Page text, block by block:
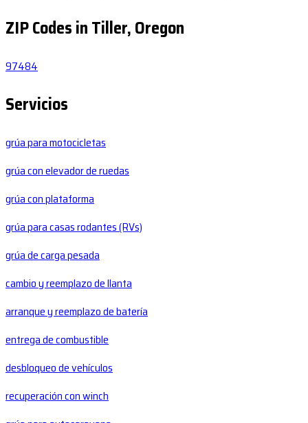
ZIP Codes in Tiller, Oregon
97484
Servicios
grúa para motocicletas
grúa con elevador de ruedas
grúa con plataforma
grúa para casas rodantes (RVs)
grúa de carga pesada
cambio y reemplazo de llanta
arranque y reemplazo de batería
entrega de combustible
desbloqueo de vehículos
recuperación con winch